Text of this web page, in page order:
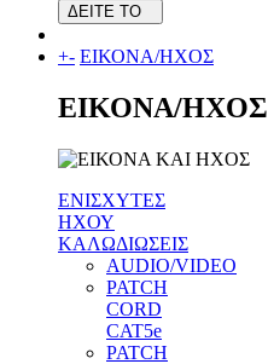
ΔΕΙΤΕ ΤΟ
+- ΕΙΚΟΝΑ/ΗΧΟΣ
ΕΙΚΟΝΑ/ΗΧΟΣ
ΕΝΙΣΧΥΤΕΣ
ΗΧΟΥ
ΚΑΛΩΔΙΩΣΕΙΣ
AUDIO/VIDEO
PATCH
CORD
CAT5e
PATCH